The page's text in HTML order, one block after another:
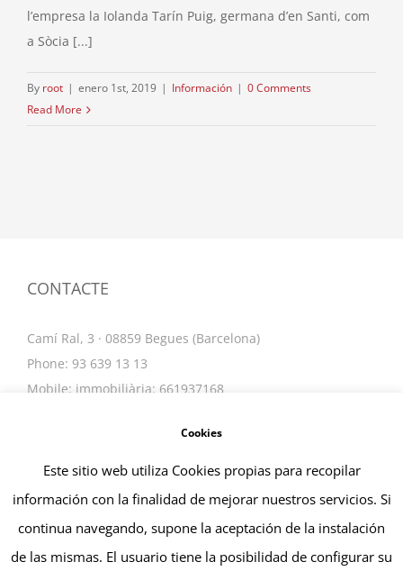
l’empresa la Iolanda Tarín Puig, germana d’en Santi, com
a Sòcia [...]
By root | enero 1st, 2019 | Información | 0 Comments
Read More
CONTACTE
Camí Ral, 3 · 08859 Begues (Barcelona)
Phone: 93 639 13 13
Mobile: immobiliària: 661937168
Cookies
Este sitio web utiliza Cookies propias para recopilar
información con la finalidad de mejorar nuestros servicios. Si
continua navegando, supone la aceptación de la instalación
de las mismas. El usuario tiene la posibilidad de configurar su